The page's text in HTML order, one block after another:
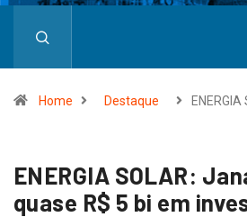
Home Destaque
ENERGIA SOLAR:
quase R$ 5 bi em